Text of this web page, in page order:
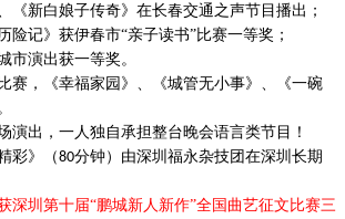
《新白娘子传奇》在长春交通之声节目播出；
险记》获伊春市“亲子读书”比赛一等奖；
市演出获一等奖。
赛，《幸福家园》、《城管无小事》、《一碗
演出，一人独自承担整台晚会语言类节目！
彩》（80分钟）由深圳福永杂技团在深圳长期
深圳第十届“鹏城新人新作”全国曲艺征文比赛三